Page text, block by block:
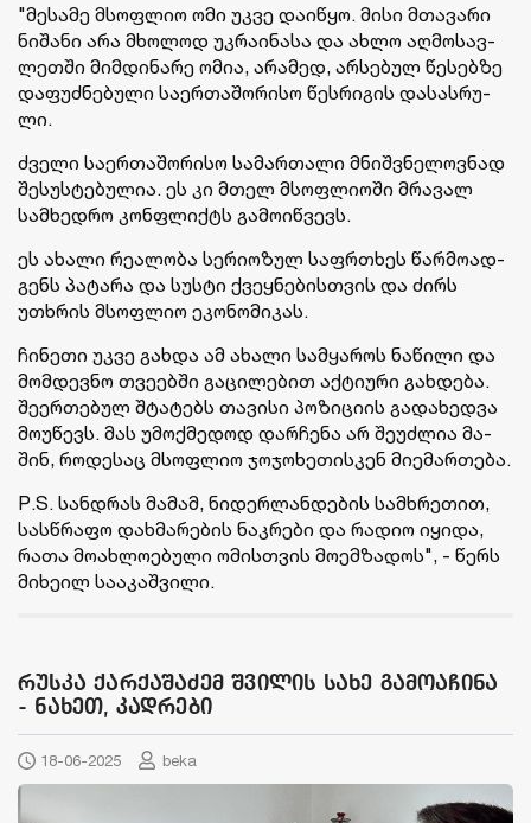
"მე­სა­მე მსოფ­ლიო ომი უკვე და­ი­წყო. მისი მთა­ვა­რი
ნი­შა­ნი არა მხო­ლოდ უკ­რა­ი­ნა­სა და ახლო აღ­მო­სავ­
ლეთ­ში მიმ­დი­ნა­რე ომია, არა­მედ, არ­სე­ბულ წე­სებ­ზე
და­ფუძ­ნე­ბუ­ლი სა­ერ­თა­შო­რი­სო წეს­რი­გის და­სას­რუ­
ლი.
ძვე­ლი სა­ერ­თა­შო­რი­სო სა­მარ­თა­ლი მნიშ­ვნე­ლოვ­ნად
შე­სუს­ტე­ბუ­ლია. ეს კი მთელ მსოფ­ლი­ო­ში მრა­ვალ
სამ­ხედ­რო კონ­ფლიქტს გა­მო­იწ­ვევს.
ეს ახა­ლი რე­ა­ლო­ბა სე­რი­ო­ზულ საფრ­თხეს წარ­მო­ად­
გენს პა­ტა­რა და სუს­ტი ქვეყ­ნე­ბის­თვის და ძირს
უთხრის მსოფ­ლიო ეკო­ნო­მი­კას.
ჩი­ნე­თი უკვე გახ­და ამ ახა­ლი სამ­ყა­როს ნა­წი­ლი და
მომ­დევ­ნო თვე­ებ­ში გა­ცი­ლე­ბით აქ­ტი­უ­რი გახ­დე­ბა.
შე­ერ­თე­ბულ შტა­ტებს თა­ვი­სი პო­ზი­ცი­ის გა­და­ხედ­ვა
მო­უ­წევს. მას უმოქ­მე­დოდ დარ­ჩე­ნა არ შე­უძ­ლია მა­
შინ, რო­დე­საც მსოფ­ლიო ჯო­ჯო­ხე­თის­კენ მი­ე­მარ­თე­ბა.
P.S. სან­დრას მა­მამ, ნი­დერ­ლან­დე­ბის სამ­ხრე­თით,
სას­წრა­ფო დახ­მა­რე­ბის ნაკ­რე­ბი და რა­დიო იყი­და,
რათა მო­ახ­ლო­ე­ბუ­ლი ომის­თვის მო­ემ­ზა­დოს", - წერს
მი­ხე­ილ სა­ა­კაშ­ვი­ლი.
რუსკა ქარქაშაძემ შვილის სახე გამოაჩინა
- ნახეთ, კადრები
18-06-2025 beka